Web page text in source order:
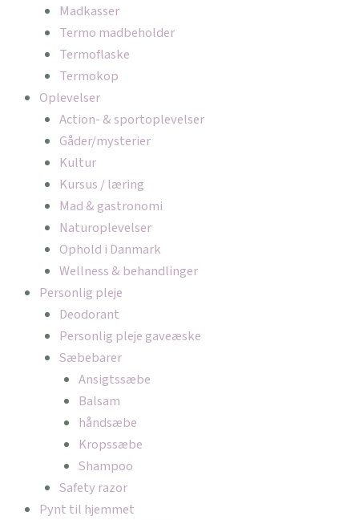
Madkasser
Termo madbeholder
Termoflaske
Termokop
Oplevelser
Action- & sportoplevelser
Gåder/mysterier
Kultur
Kursus / læring
Mad & gastronomi
Naturoplevelser
Ophold i Danmark
Wellness & behandlinger
Personlig pleje
Deodorant
Personlig pleje gaveæske
Sæbebarer
Ansigtssæbe
Balsam
håndsæbe
Kropssæbe
Shampoo
Safety razor
Pynt til hjemmet